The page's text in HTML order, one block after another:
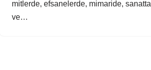
mitlerde, efsanelerde, mimaride, sanatta
ve…